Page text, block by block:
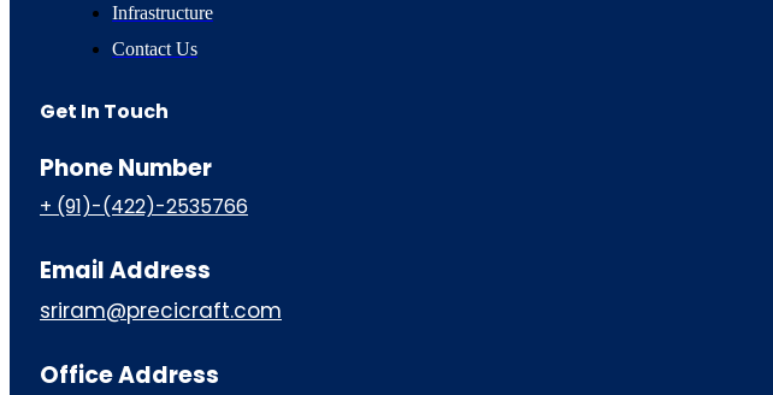
Infrastructure
Contact Us
Get In Touch
Phone Number
+ (91)-(422)-2535766
Email Address
sriram@precicraft.com
Office Address